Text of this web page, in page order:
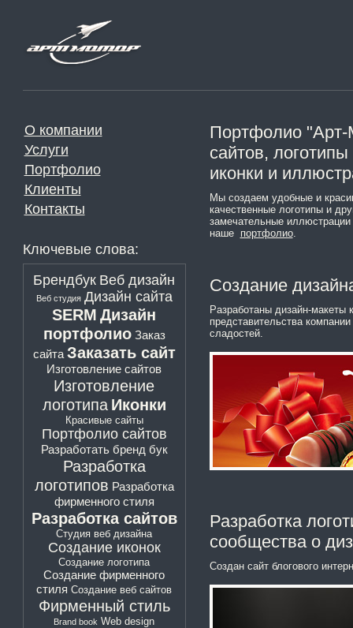
О компании
Услуги
Портфолио
Клиенты
Контакты
Ключевые слова:
Брендбук Веб дизайн
Веб студия Дизайн сайта
SERM Дизайн
портфолио Заказ
сайта Заказать сайт
Изготовление сайтов
Изготовление
логотипа Иконки
Красивые сайты
Портфолио сайтов
Разработать бренд бук
Разработка
логотипов Разработка
фирменного стиля
Разработка сайтов
Студия веб дизайна
Создание иконок
Создание логотипа
Создание фирменного
стиля Создание веб сайтов
Фирменный стиль
Brand book Web design
Портфолио "Арт-
сайтов,
иконки и
Мы создаем удобные и
качественные логотипы и
замечательные
наше портфолио.
Создание
Разработаны дизайн-макеты
представительства
сладостей.
Разработка
сообщества о
Создан сайт блогового